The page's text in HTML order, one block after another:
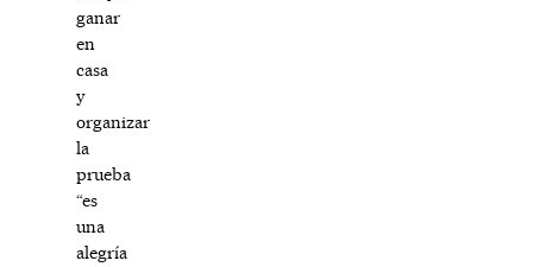
ganar
en
casa
y
organizar
la
prueba
“es
una
alegría